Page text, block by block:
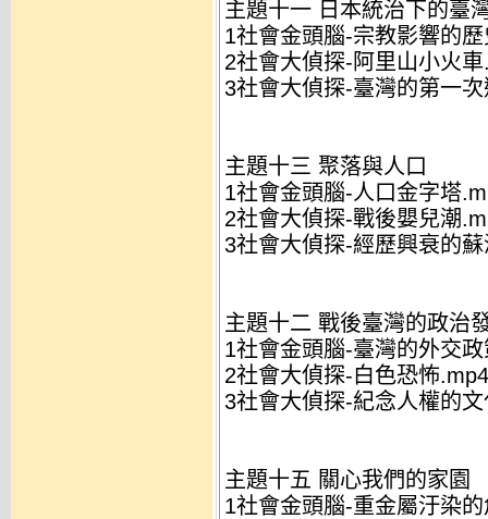
主題十一 日本統治下的臺
1社會金頭腦-宗教影響的
2社會大偵探-阿里山小火
3社會大偵探-臺灣的第一
主題十三 聚落與人口
1社會金頭腦-人口金字塔
2社會大偵探-戰後嬰兒潮
3社會大偵探-經歷興衰的
主題十二 戰後臺灣的政治
1社會金頭腦-臺灣的外交
2社會大偵探-白色恐怖.mp4
3社會大偵探-紀念人權的
主題十五 關心我們的家園
1社會金頭腦-重金屬汙染